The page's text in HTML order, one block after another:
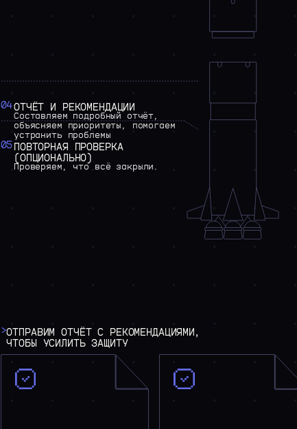
04ОТЧЁТ И РЕКОМЕНДАЦИИ
Составляем подробный
отчёт,
объясняем
приоритеты,
помогаем
устранить
проблемы
05 ПОВТОРНАЯ
ПРОВЕРКА
(ОПЦИОНАЛЬНО)
Проверяем, что всё закрыли.
>ОТПРАВИМ ОТЧЁТ С
РЕКОМЕНДАЦИЯМИ,
ЧТОБЫ
УСИЛИТЬ ЗАЩИТУ